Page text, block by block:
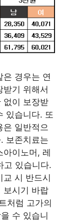
은 경우는 연
받기 위해서
없이 보장받
있습니다. 또
은 일반적으
보존치료는
아이노머, 레
고 있습니다.
교 시 반드시
보시기 바랍
처럼 고가의
수 있습니